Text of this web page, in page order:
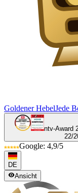
Goldener HebelJede
ntv-Award
22/
Google: 4,9/5
DE
Ansicht